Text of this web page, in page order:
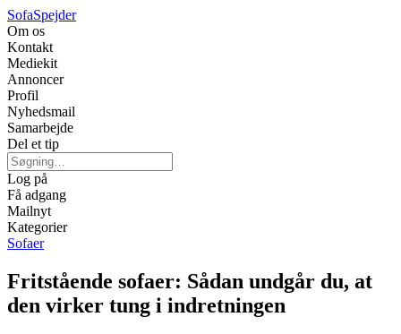
SofaSpejder
Om os
Kontakt
Mediekit
Annoncer
Profil
Nyhedsmail
Samarbejde
Del et tip
Log på
Få adgang
Mailnyt
Kategorier
Sofaer
Fritstående sofaer: Sådan undgår du, at
den virker tung i indretningen